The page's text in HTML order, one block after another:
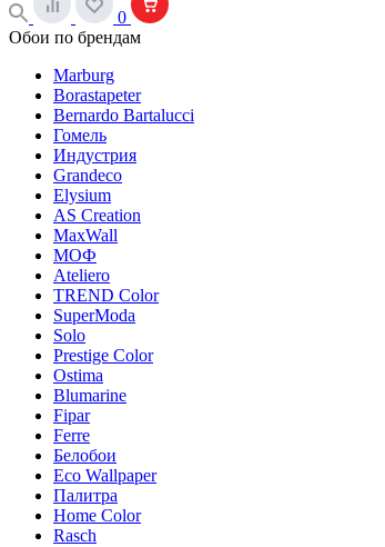
0
Обои по брендам
Marburg
Borastapeter
Bernardo Bartalucci
Гомель
Индустрия
Grandeco
Elysium
AS Creation
MaxWall
МОФ
Ateliero
TREND Color
SuperModa
Solo
Prestige Color
Ostima
Blumarine
Fipar
Ferre
Белобои
Eco Wallpaper
Палитра
Home Color
Rasch